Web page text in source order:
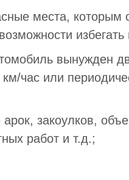
места, которым
избегать
вынужден
час или
закоулков,
работ и т.д.;